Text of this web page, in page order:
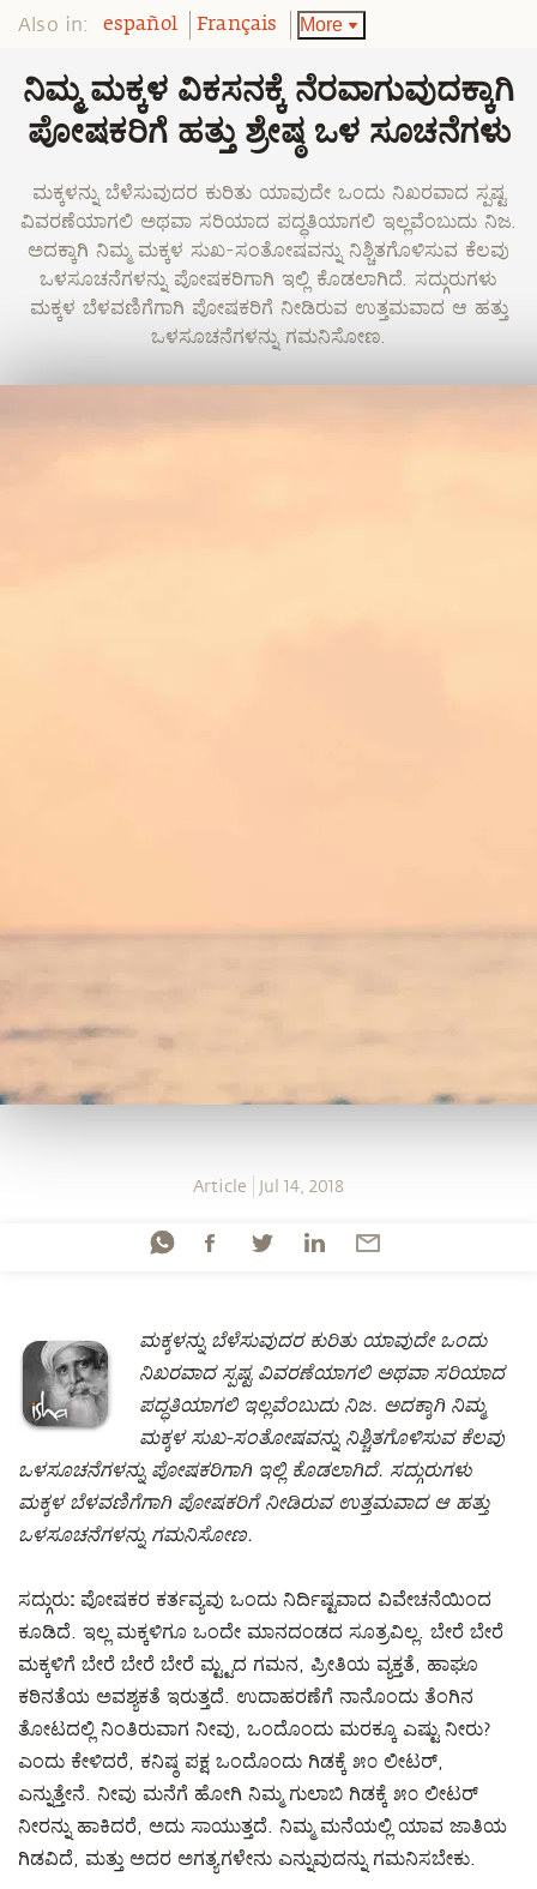
Also in: español Français More
ನಿಮ್ಮ ಮಕ್ಕಳ ವಿಕಸನಕ್ಕೆ ನೆರವಾಗುವುದಕ್ಕಾಗಿ
ಪೋಷಕರಿಗೆ ಹತ್ತು ಶ್ರೇಷ್ಠ ಒಳ ಸೂಚನೆಗಳು
ಮಕ್ಕಳನ್ನು ಬೆಳೆಸುವುದರ ಕುರಿತು ಯಾವುದೇ ಒಂದು ನಿಖರವಾದ ಸ್ಪಷ್ಟ
ವಿವರಣೆಯಾಗಲಿ ಅಥವಾ ಸರಿಯಾದ ಪದ್ಧತಿಯಾಗಲಿ ಇಲ್ಲವೆಂಬುದು ನಿಜ.
ಅದಕ್ಕಾಗಿ ನಿಮ್ಮ ಮಕ್ಕಳ ಸುಖ-ಸಂತೋಷವನ್ನು ನಿಶ್ಚಿತಗೊಳಿಸುವ ಕೆಲವು
ಒಳಸೂಚನೆಗಳನ್ನು ಪೋಷಕರಿಗಾಗಿ ಇಲ್ಲಿ ಕೊಡಲಾಗಿದೆ. ಸದ್ಗುರುಗಳು
ಮಕ್ಕಳ ಬೆಳವಣಿಗೆಗಾಗಿ ಪೋಷಕರಿಗೆ ನೀಡಿರುವ ಉತ್ತಮವಾದ ಆ ಹತ್ತು
ಒಳಸೂಚನೆಗಳನ್ನು ಗಮನಿಸೋಣ.
Article Jul 14, 2018
ಮಕ್ಕಳನ್ನು ಬೆಳೆಸುವುದರ ಕುರಿತು ಯಾವುದೇ ಒಂದು
ನಿಖರವಾದ ಸ್ಪಷ್ಟ ವಿವರಣೆಯಾಗಲಿ ಅಥವಾ ಸರಿಯಾದ
ಪದ್ಧತಿಯಾಗಲಿ ಇಲ್ಲವೆಂಬುದು ನಿಜ. ಅದಕ್ಕಾಗಿ ನಿಮ್ಮ
ಮಕ್ಕಳ ಸುಖ-ಸಂತೋಷವನ್ನು ನಿಶ್ಚಿತಗೊಳಿಸುವ ಕೆಲವು
ಒಳಸೂಚನೆಗಳನ್ನು ಪೋಷಕರಿಗಾಗಿ ಇಲ್ಲಿ ಕೊಡಲಾಗಿದೆ. ಸದ್ಗುರುಗಳು
ಮಕ್ಕಳ ಬೆಳವಣಿಗೆಗಾಗಿ ಪೋಷಕರಿಗೆ ನೀಡಿರುವ ಉತ್ತಮವಾದ ಆ ಹತ್ತು
ಒಳಸೂಚನೆಗಳನ್ನು ಗಮನಿಸೋಣ.
ಸದ್ಗುರು: ಪೋಷಕರ ಕರ್ತವ್ಯವು ಒಂದು ನಿರ್ದಿಷ್ಟವಾದ ವಿವೇಚನೆಯಿಂದ
ಕೂಡಿದೆ. ಇಲ್ಲ ಮಕ್ಕಳಿಗೂ ಒಂದೇ ಮಾನದಂಡದ ಸೂತ್ರವಿಲ್ಲ. ಬೇರೆ ಬೇರೆ
ಮಕ್ಕಳಿಗೆ ಬೇರೆ ಬೇರೆ ಬೇರೆ ಮ್ಟ್ಟದ ಗಮನ, ಪ್ರೀತಿಯ ವ್ಯಕ್ತತೆ, ಹಾಘೂ
ಕಠಿನತೆಯ ಅವಶ್ಯಕತೆ ಇರುತ್ತದೆ. ಉದಾಹರಣೆಗೆ ನಾನೊಂದು ತೆಂಗಿನ
ತೋಟದಲ್ಲಿ ನಿಂತಿರುವಾಗ ನೀವು, ಒಂದೊಂದು ಮರಕ್ಕೂ ಎಷ್ಟು ನೀರು?
ಎಂದು ಕೇಳಿದರೆ, ಕನಿಷ್ಠ ಪಕ್ಷ ಒಂದೊಂದು ಗಿಡಕ್ಕೆ ೫೦ ಲೀಟರ್,
ಎನ್ನುತ್ತೇನೆ. ನೀವು ಮನೆಗೆ ಹೋಗಿ ನಿಮ್ಮ ಗುಲಾಬಿ ಗಿಡಕ್ಕೆ ೫೦ ಲೀಟರ್
ನೀರನ್ನು ಹಾಕಿದರೆ, ಅದು ಸಾಯುತ್ತದೆ. ನಿಮ್ಮ ಮನೆಯಲ್ಲಿ ಯಾವ ಜಾತಿಯ
ಗಿಡವಿದೆ, ಮತ್ತು ಅದರ ಅಗತ್ಯಗಳೇನು ಎನ್ನುವುದನ್ನು ಗಮನಿಸಬೇಕು.